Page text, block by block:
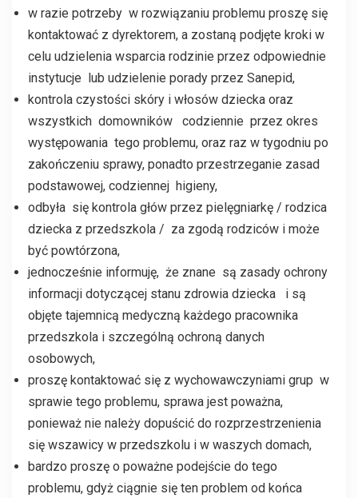
w razie potrzeby w rozwiązaniu problemu proszę się
kontaktować z dyrektorem, a zostaną podjęte kroki w
celu udzielenia wsparcia rodzinie przez odpowiednie
instytucje lub udzielenie porady przez Sanepid,
kontrola czystości skóry i włosów dziecka oraz
wszystkich domowników codziennie przez okres
występowania tego problemu, oraz raz w tygodniu po
zakończeniu sprawy, ponadto przestrzeganie zasad
podstawowej, codziennej higieny,
odbyła się kontrola głów przez pielęgniarkę / rodzica
dziecka z przedszkola / za zgodą rodziców i może
być powtórzona,
jednocześnie informuję, że znane są zasady ochrony
informacji dotyczącej stanu zdrowia dziecka i są
objęte tajemnicą medyczną każdego pracownika
przedszkola i szczególną ochroną danych
osobowych,
proszę kontaktować się z wychowawczyniami grup w
sprawie tego problemu, sprawa jest poważna,
ponieważ nie należy dopuścić do rozprzestrzenienia
się wszawicy w przedszkolu i w waszych domach,
bardzo proszę o poważne podejście do tego
problemu, gdyż ciągnie się ten problem od końca